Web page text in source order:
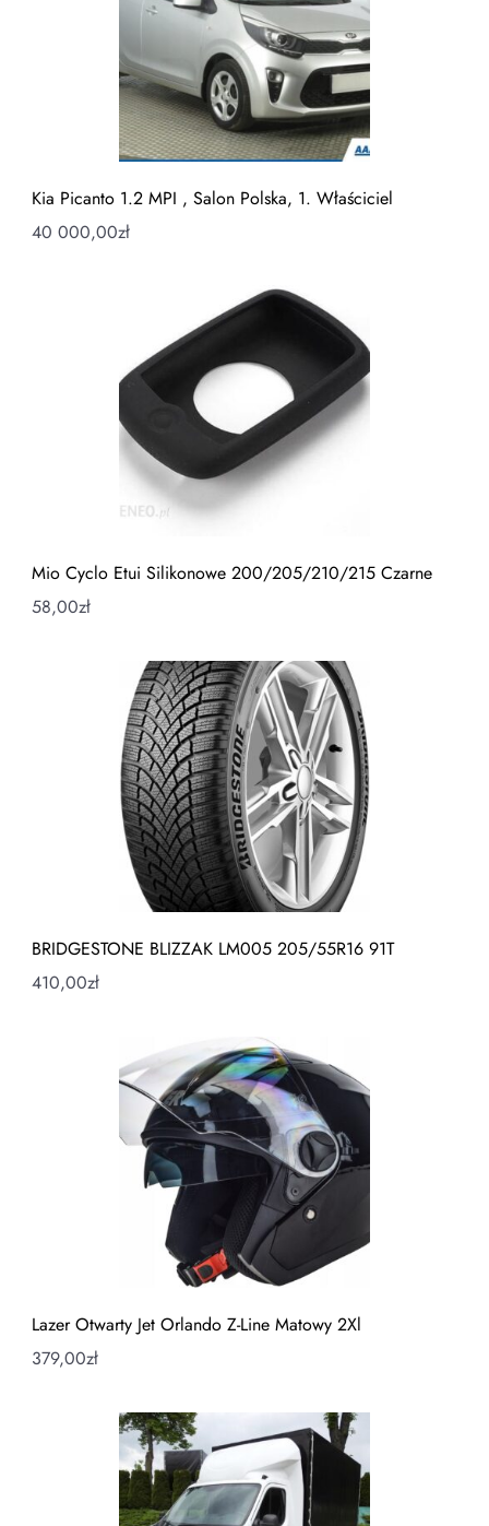
Kia Picanto 1.2 MPI , Salon Polska, 1. Właściciel
40 000,00zł
Mio Cyclo Etui Silikonowe 200/205/210/215 Czarne
58,00zł
BRIDGESTONE BLIZZAK LM005 205/55R16 91T
410,00zł
Lazer Otwarty Jet Orlando Z-Line Matowy 2Xl
379,00zł